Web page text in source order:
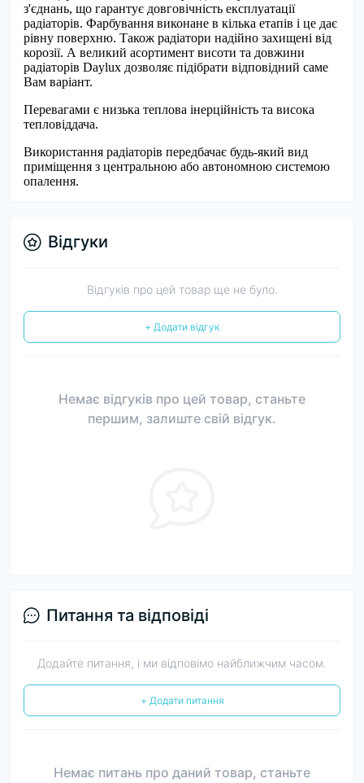
з'єднань, що гарантує довговічність експлуатації
радіаторів. Фарбування виконане в кілька етапів і це дає
рівну поверхню. Також радіатори надійно захищені від
корозії. А великий асортимент висоти та довжини
радіаторів Daylux дозволяє підібрати відповідний саме
Вам варіант.
Перевагами є низька теплова інерційність та висока
тепловіддача.
Використання радіаторів передбачає будь-який вид
приміщення з центральною або автономною системою
опалення.
Відгуки
Відгуків про цей товар ще не було.
+ Додати відгук
Немає відгуків про цей товар, станьте
першим, залиште свій відгук.
Питання та відповіді
Додайте питання, і ми відповімо найближчим часом.
+ Додати питання
Немає питань про даний товар, станьте